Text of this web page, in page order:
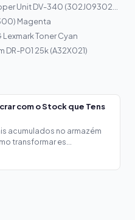
Magenta
Toner Cyan
P01 25k (A32X021)
com o Stock que Tens
acumulados no armazém
transformar es...